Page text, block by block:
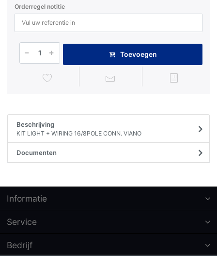
Orderregel notitie
Toevoegen
Beschrijving
KIT LIGHT + WIRING 16/8POLE CONN. VIANO
Documenten
Informatie
Service
Bedrijf